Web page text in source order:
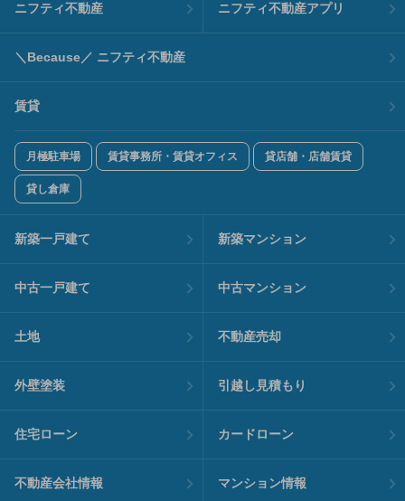
ニフティ不動産 ニフティ不動産アプリ
＼Because／ ニフティ不動産
賃貸
月極駐車場 賃貸事務所・賃貸オフィス 貸店舗・店舗賃貸
貸し倉庫
新築一戸建て 新築マンション
中古一戸建て 中古マンション
土地 不動産売却
外壁塗装 引越し見積もり
住宅ローン カードローン
不動産会社情報 マンション情報